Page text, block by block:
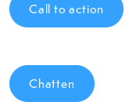
Call to action
Chatten